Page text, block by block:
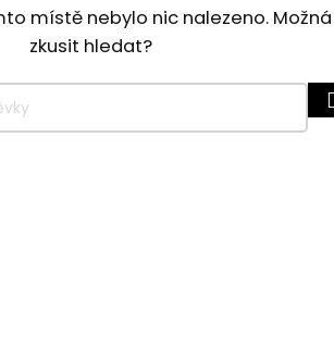
místě nebylo nic nalezeno. Možná
zkusit hledat?